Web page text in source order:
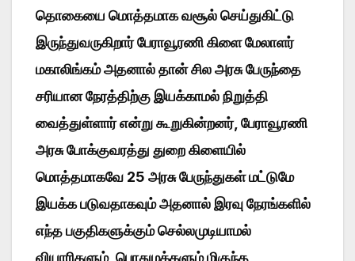
தொகையை மொத்தமாக வசூல் செய்துகிட்டு
இருந்துவருகிறார் பேராவூரணி கிளை மேலாளர்
மகாலிங்கம் அதனால் தான் சில அரசு பேருந்தை
சரியான நேரத்திற்கு இயக்காமல் நிறுத்தி
வைத்துள்ளார் என்று கூறுகின்றனர், பேராவூரணி
அரசு போக்குவரத்து துறை கிளையில்
மொத்தமாகவே 25 அரசு பேருந்துகள் மட்டுமே
இயக்க படுவதாகவும் அதனால் இரவு நேரங்களில்
எந்த பகுதிகளுக்கும் செல்லமுடியாமல்
வியாரிகளும், பொதுமக்களும் மிகுந்த